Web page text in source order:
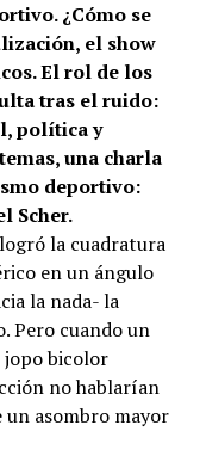
¿Cómo se
el show
El rol de los
tras el ruido:
política y
una charla
deportivo:
Scher.
la cuadratura
en un ángulo
la nada- la
Pero cuando un
jopo bicolor
no hablarían
un asombro mayor